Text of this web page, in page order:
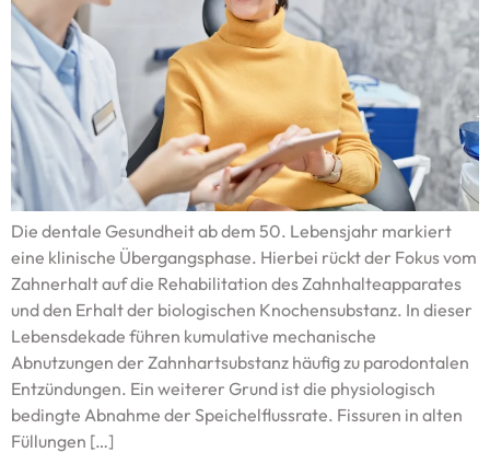
Die dentale Gesundheit ab dem 50. Lebensjahr markiert
eine klinische Übergangsphase. Hierbei rückt der Fokus vom
Zahnerhalt auf die Rehabilitation des Zahnhalteapparates
und den Erhalt der biologischen Knochensubstanz. In dieser
Lebensdekade führen kumulative mechanische
Abnutzungen der Zahnhartsubstanz häufig zu parodontalen
Entzündungen. Ein weiterer Grund ist die physiologisch
bedingte Abnahme der Speichelflussrate. Fissuren in alten
Füllungen […]